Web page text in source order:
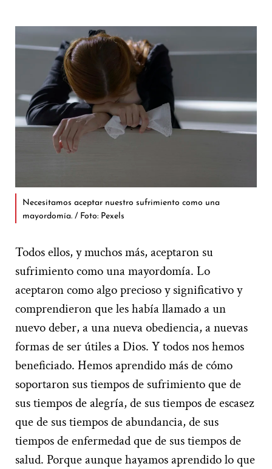
Necesitamos aceptar nuestro sufrimiento como una
mayordomía. / Foto: Pexels
Todos ellos, y muchos más, aceptaron su
sufrimiento como una mayordomía. Lo
aceptaron como algo precioso y significativo y
comprendieron que les había llamado a un
nuevo deber, a una nueva obediencia, a nuevas
formas de ser útiles a Dios. Y todos nos hemos
beneficiado. Hemos aprendido más de cómo
soportaron sus tiempos de sufrimiento que de
sus tiempos de alegría, de sus tiempos de escasez
que de sus tiempos de abundancia, de sus
tiempos de enfermedad que de sus tiempos de
salud. Porque aunque hayamos aprendido lo que